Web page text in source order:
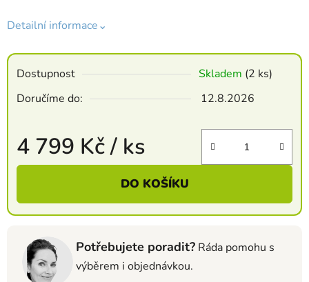
Detailní informace⌄
Dostupnost Skladem (2 ks)
Doručíme do:
12.8.2026
4 799 Kč/ ks
Měrná cena:
DO KOŠÍKU
Potřebujete poradit? Ráda pomohu s
výběrem i objednávkou.